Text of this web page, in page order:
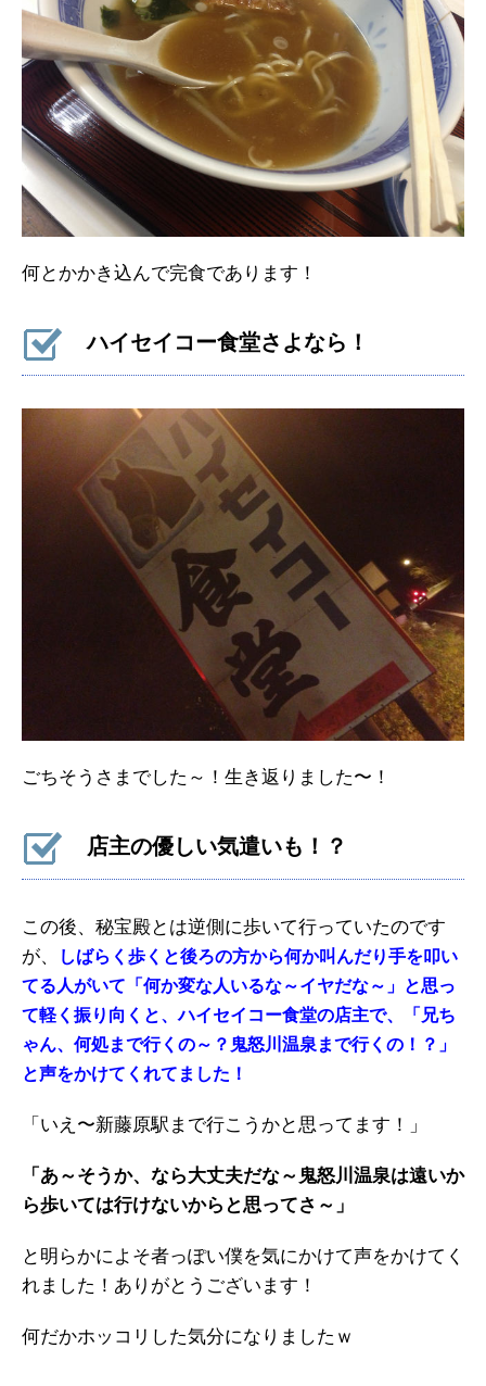
何とかかき込んで完食であります！
ハイセイコー食堂さよなら！
ごちそうさまでした～！生き返りました〜！
店主の優しい気遣いも！？
この後、秘宝殿とは逆側に歩いて行っていたのです
が、
しばらく歩くと後ろの方から何か叫んだり手を叩い
てる人がいて「何か変な人いるな～イヤだな～」と思っ
て軽く振り向くと、ハイセイコー食堂の店主で、「兄ち
ゃん、何処まで行くの～？鬼怒川温泉まで行くの！？」
と声をかけてくれてました！
「いえ〜新藤原駅まで行こうかと思ってます！」
「あ～そうか、なら大丈夫だな～鬼怒川温泉は遠いか
ら歩いては行けないからと思ってさ～」
と明らかによそ者っぽい僕を気にかけて声をかけてく
れました！ありがとうございます！
何だかホッコリした気分になりましたｗ